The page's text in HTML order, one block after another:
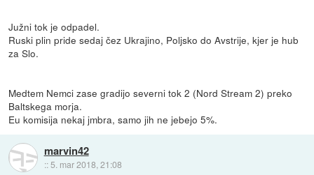
Južni tok je odpadel.
Ruski plin pride sedaj čez Ukrajino, Poljsko do Avstrije, kjer je hub
za Slo.
Medtem Nemci zase gradijo severni tok 2 (Nord Stream 2) preko
Baltskega morja.
Eu komisija nekaj jmbra, samo jih ne jebejo 5%.
marvin42
:: 5. mar 2018, 21:08